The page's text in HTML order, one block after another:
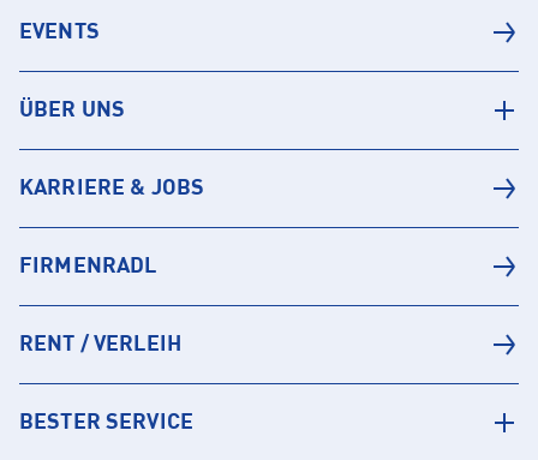
EVENTS
ÜBER UNS
KARRIERE & JOBS
FIRMENRADL
RENT / VERLEIH
BESTER SERVICE